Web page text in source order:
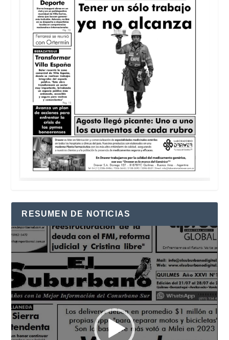
RESUMEN DE NOTICIAS
Reproductor
de
vídeo